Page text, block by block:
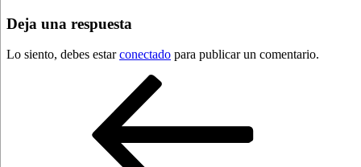
Deja una respuesta
Lo siento, debes estarconectado para publicar un comentario.